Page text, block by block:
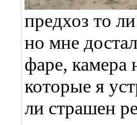
предхоз то
но мне
фаре, камера
которые я
ли страшен